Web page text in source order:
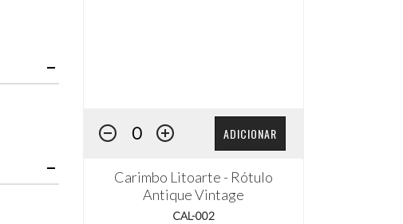
ADICIONAR
Carimbo Litoarte - Rótulo
Antique Vintage
CAL-002